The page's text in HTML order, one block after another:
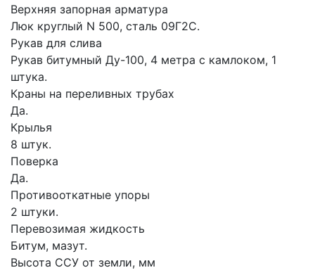
Верхняя запорная арматура
Люк круглый N 500, сталь 09Г2С.
Рукав для слива
Рукав битумный Ду-100, 4 метра с камлоком, 1
штука.
Краны на переливных трубах
Да.
Крылья
8 штук.
Поверка
Да.
Противооткатные упоры
2 штуки.
Перевозимая жидкость
Битум, мазут.
Высота ССУ от земли, мм